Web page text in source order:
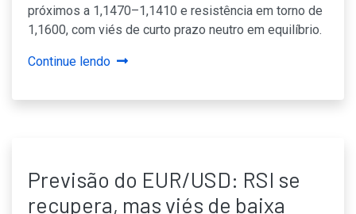
próximos a 1,1470–1,1410 e resistência em torno de
1,1600, com viés de curto prazo neutro em equilíbrio.
Continue lendo
Previsão do EUR/USD: RSI se
recupera, mas viés de baixa